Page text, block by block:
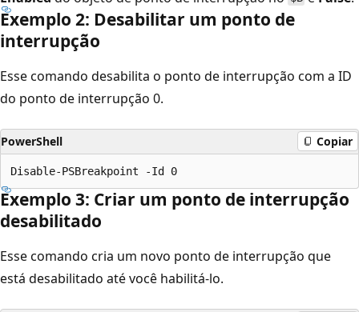
Exemplo 2: Desabilitar um ponto de
interrupção
Esse comando desabilita o ponto de interrupção com a ID
do ponto de interrupção 0.
PowerShell Copiar
Exemplo 3: Criar um ponto de interrupção
desabilitado
Esse comando cria um novo ponto de interrupção que
está desabilitado até você habilitá-lo.